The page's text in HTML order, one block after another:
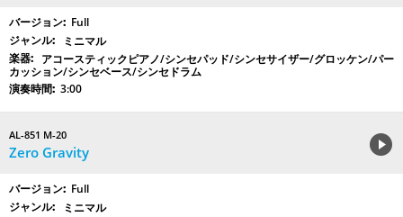
Full
ミニマル
アコースティックピアノ/シンセパッド/シンセサイザー/グロッケン/パー
カッション/シンセベース/シンセドラム
3:00
AL-851 M-20
Zero Gravity
Full
ミニマル